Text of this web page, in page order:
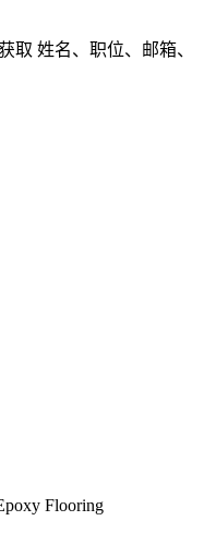
取 姓名、职位、邮箱、
Flooring